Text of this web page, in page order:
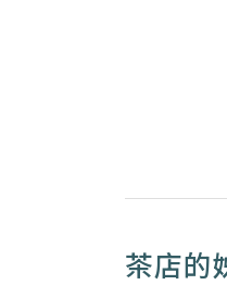
茶店的